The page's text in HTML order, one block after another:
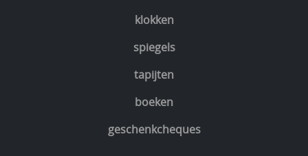
klokken
spiegels
tapijten
boeken
geschenkcheques